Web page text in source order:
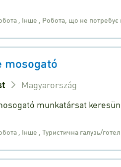
Інше Робота, що не потребує
mosogató
Magyarország
munkatársat
Інше ,Туристична галузь/